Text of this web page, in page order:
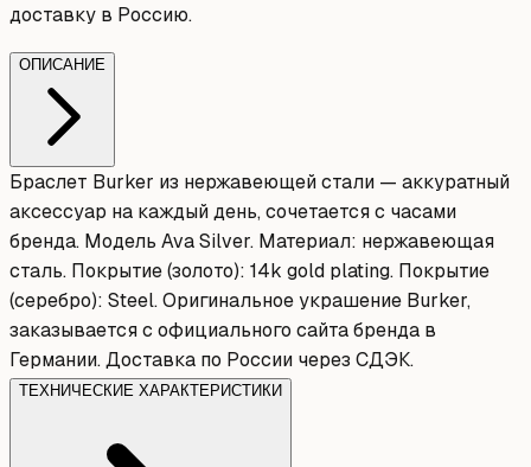
доставку в Россию.
ОПИСАНИЕ
Браслет Burker из нержавеющей стали — аккуратный
аксессуар на каждый день, сочетается с часами
бренда. Модель Ava Silver. Материал: нержавеющая
сталь. Покрытие (золото): 14k gold plating. Покрытие
(серебро): Steel. Оригинальное украшение Burker,
заказывается с официального сайта бренда в
Германии. Доставка по России через СДЭК.
ТЕХНИЧЕСКИЕ ХАРАКТЕРИСТИКИ